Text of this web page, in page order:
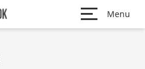
Menu